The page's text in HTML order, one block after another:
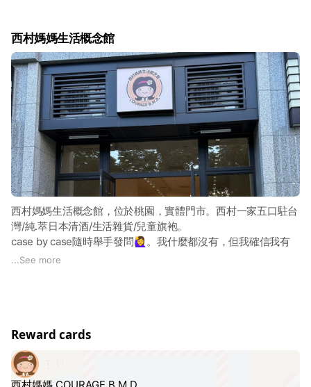
西村媽媽生活概念館
西村媽媽生活概念館，位於桃園，實體門市。西村一家五口駐台
灣/純.萃日本清酒/生活雜貨/兒童旗袍。
case by case隨時舉手發問🙋‍♀️。我什麼都沒有，但我確信我有
「誠信·用愛發電」
選以下連結加入社群！
https://line.me/ti/g2/AOSQT6vcD2C19_fRwFhif5buwraHDUV
x-KF2bw?
utm_source=invitation&utm_medium=link_copy&utm_campa
...See more
Reward cards